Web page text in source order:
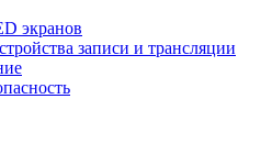
экранов
записи и трансляции